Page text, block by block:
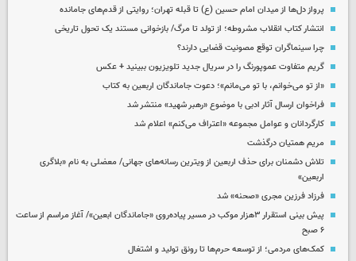
پرواز دل‌ها از میدان امام حسین (ع) تا قبله تهران؛ روایتی از قدم‌های جامانده
انتشار کتاب انقلاب مشروطه؛ از تولد تا مرگ/ بازخوانی مستند یک تحول تاریخی
چرا سینماگران توقع مصونیت قضایی دارند؟
گریم متفاوت عموپورنگ را در سریال جدید تلویزیون ببینید + عکس
«از تو می‌خوانم، با تو می‌مانم»؛ دعوت جاماندگان اربعین به کتاب
فراخوان ارسال آثار ادبی با موضوع «رهبر شهید» منتشر شد
کارگردانان و عوامل مجموعه «اعتراف می‌کنم» اعلام شد
مریم همتیان درگذشت
تلاش دشمنان برای حذف اربعین از ویترین رسانه‌های جهانی/ معضلی به نام «بلاگری
اربعین»
فرزاد فرزین مجری «صحنه» شد
پیش بینی استقرار ۳هزار موکب در مسیر پیاده‌روی «جاماندگان ابعین»/ آغاز مراسم از ساعت
۶ صبح
کمک‌های مردمی؛ از توسعه حرم‌ها تا رونق تولید و اشتغال